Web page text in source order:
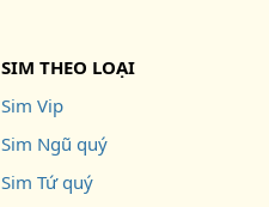
SIM THEO LOẠI
Sim Vip
Sim Ngũ quý
Sim Tứ quý